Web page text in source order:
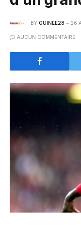
BY GUINEE28 26
AUCUN COMMENTAIRE